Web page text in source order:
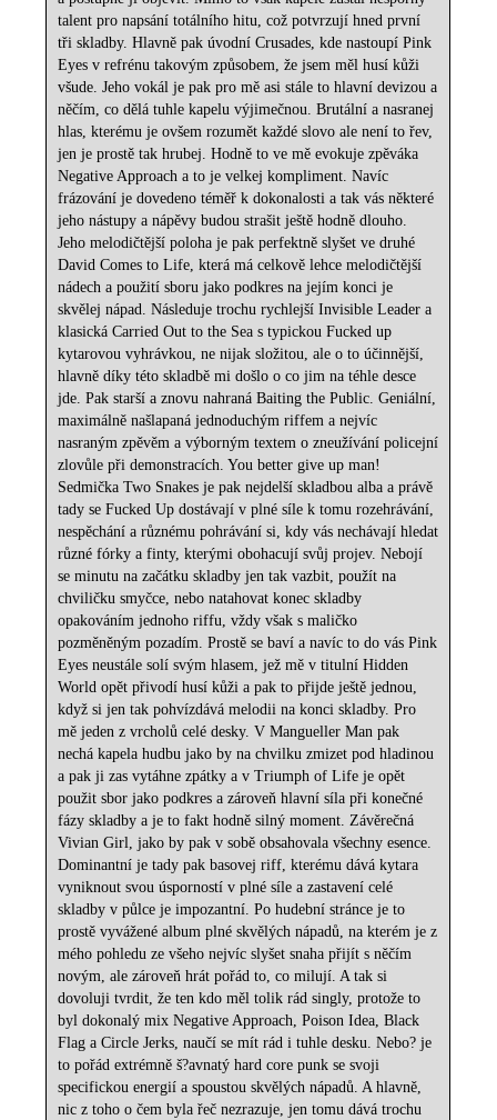
talent pro napsání totálního hitu, což potvrzují hned první
tři skladby. Hlavně pak úvodní Crusades, kde nastoupí Pink
Eyes v refrénu takovým způsobem, že jsem měl husí kůži
všude. Jeho vokál je pak pro mě asi stále to hlavní devizou a
něčím, co dělá tuhle kapelu výjimečnou. Brutální a nasranej
hlas, kterému je ovšem rozumět každé slovo ale není to řev,
jen je prostě tak hrubej. Hodně to ve mě evokuje zpěváka
Negative Approach a to je velkej kompliment. Navíc
frázování je dovedeno téměř k dokonalosti a tak vás některé
jeho nástupy a nápěvy budou strašit ještě hodně dlouho.
Jeho melodičtější poloha je pak perfektně slyšet ve druhé
David Comes to Life, která má celkově lehce melodičtější
nádech a použití sboru jako podkres na jejím konci je
skvělej nápad. Následuje trochu rychlejší Invisible Leader a
klasická Carried Out to the Sea s typickou Fucked up
kytarovou vyhrávkou, ne nijak složitou, ale o to účinnější,
hlavně díky této skladbě mi došlo o co jim na téhle desce
jde. Pak starší a znovu nahraná Baiting the Public. Geniální,
maximálně našlapaná jednoduchým riffem a nejvíc
nasraným zpěvěm a výborným textem o zneužívání policejní
zlovůle při demonstracích. You better give up man!
Sedmička Two Snakes je pak nejdelší skladbou alba a právě
tady se Fucked Up dostávají v plné síle k tomu rozehrávání,
nespěchání a různému pohrávání si, kdy vás nechávají hledat
různé fórky a finty, kterými obohacují svůj projev. Nebojí
se minutu na začátku skladby jen tak vazbit, použít na
chviličku smyčce, nebo natahovat konec skladby
opakováním jednoho riffu, vždy však s maličko
pozměněným pozadím. Prostě se baví a navíc to do vás Pink
Eyes neustále solí svým hlasem, jež mě v titulní Hidden
World opět přivodí husí kůži a pak to přijde ještě jednou,
když si jen tak pohvízdává melodii na konci skladby. Pro
mě jeden z vrcholů celé desky. V Mangueller Man pak
nechá kapela hudbu jako by na chvilku zmizet pod hladinou
a pak ji zas vytáhne zpátky a v Triumph of Life je opět
použit sbor jako podkres a zároveň hlavní síla při konečné
fázy skladby a je to fakt hodně silný moment. Závěrečná
Vivian Girl, jako by pak v sobě obsahovala všechny esence.
Dominantní je tady pak basovej riff, kterému dává kytara
vyniknout svou úsporností v plné síle a zastavení celé
skladby v půlce je impozantní. Po hudební stránce je to
prostě vyvážené album plné skvělých nápadů, na kterém je z
mého pohledu ze všeho nejvíc slyšet snaha přijít s něčím
novým, ale zároveň hrát pořád to, co milují. A tak si
dovoluji tvrdit, že ten kdo měl tolik rád singly, protože to
byl dokonalý mix Negative Approach, Poison Idea, Black
Flag a Circle Jerks, naučí se mít rád i tuhle desku. Nebo? je
to pořád extrémně š?avnatý hard core punk se svoji
specifickou energií a spoustou skvělých nápadů. A hlavně,
nic z toho o čem byla řeč nezrazuje, jen tomu dává trochu